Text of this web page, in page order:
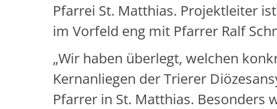
Pfarrei St. Matthias. Projektleiter
im Vorfeld eng mit Pfarrer Ralf
„Wir haben überlegt, welchen
Kernanliegen der Trierer
Pfarrer in St. Matthias. Besonders